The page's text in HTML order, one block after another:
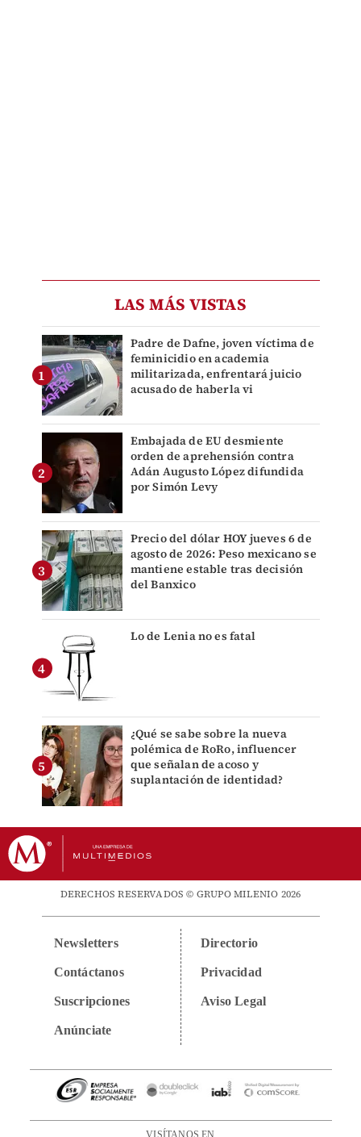
LAS MÁS VISTAS
Padre de Dafne, joven víctima de
feminicidio en academia
militarizada, enfrentará juicio
acusado de haberla vi
Embajada de EU desmiente
orden de aprehensión contra
Adán Augusto López difundida
por Simón Levy
Precio del dólar HOY jueves 6 de
agosto de 2026: Peso mexicano se
mantiene estable tras decisión
del Banxico
Lo de Lenia no es fatal
¿Qué se sabe sobre la nueva
polémica de RoRo, influencer
que señalan de acoso y
suplantación de identidad?
DERECHOS RESERVADOS © GRUPO MILENIO 2026
Newsletters
Contáctanos
Suscripciones
Anúnciate
Directorio
Privacidad
Aviso Legal
VISÍTANOS EN